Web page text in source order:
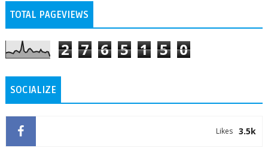
TOTAL PAGEVIEWS
2 7 6 5 1 5 0
SOCIALIZE
3.5k
Likes